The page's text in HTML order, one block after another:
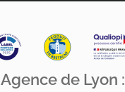
Agence de Lyon :